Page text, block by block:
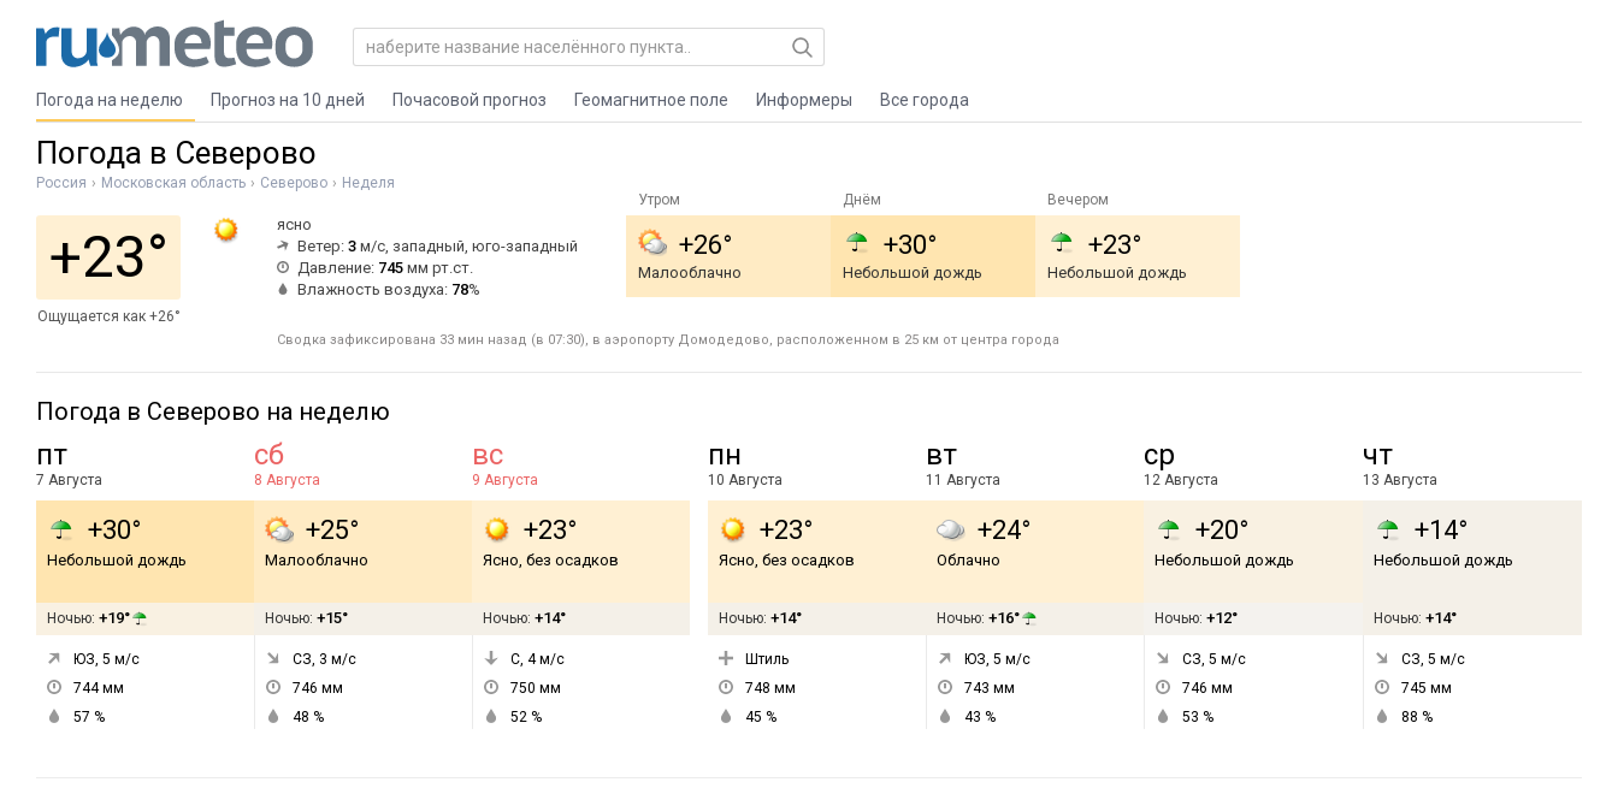
Погода на неделю Прогноз на 10 дней Почасовой прогноз Геомагнитное поле Информеры Все города
Погода в Северово
Россия Московская область Северово Неделя
+23°
Ощущается как +26°
ясно
Ветер: 3 м/с, западный, юго-западный
Давление: 745 мм рт.ст.
Влажность воздуха: 78%
Утром
+26°
Малооблачно
Днём
+30°
Небольшой дождь
Вечером
+23°
Небольшой дождь
Сводка зафиксирована 33 мин назад (в 07:30), в аэропорту Домодедово, расположенном в 25 км от центра города
Погода в Северово на неделю
пт
7 Августа
+30°
Небольшой дождь
Ночью: +19°
ЮЗ, 5 м/с
744мм
57 %
сб
8 Августа
+25°
Малооблачно
Ночью: +15°
СЗ, 3 м/с
746 мм
48 %
вс
9 Августа
+23°
Ясно, без осадков
Ночью: +14°
С, 4м/с
750 мм
52 %
пн
10 Августа
+23°
Ясно, без осадков
Ночью: +14°
Штиль
748 мм
45 %
вт
11 Августа
+24°
Облачно
Ночью: +16°
ЮЗ, 5 м/с
743 мм
43 %
ср
12 Августа
+20°
Небольшой дождь
Ночью: +12°
СЗ, 5 м/с
746 мм
53 %
чт
13 Августа
+14°
Небольшой дождь
Ночью: +14°
СЗ, 5 м/с
745 мм
88 %